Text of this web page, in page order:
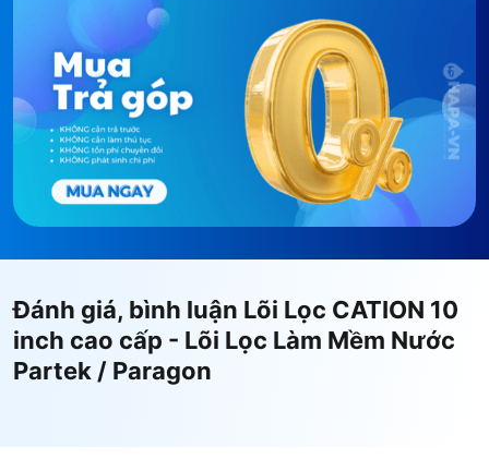
Đánh giá, bình luận Lõi Lọc CATION 10
inch cao cấp - Lõi Lọc Làm Mềm Nước
Partek / Paragon